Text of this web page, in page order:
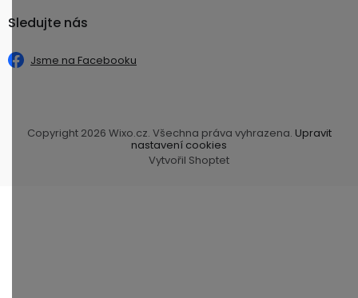
Sledujte nás
Jsme na Facebooku
Vytvořil Shoptet
Copyright 2026 Wixo.cz. Všechna práva vyhrazena. Upravit
nastavení cookies